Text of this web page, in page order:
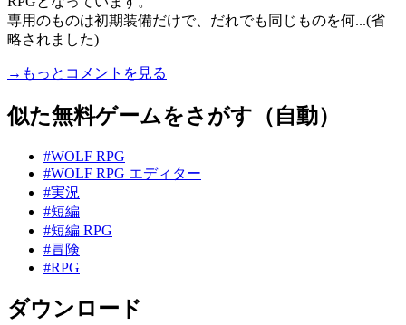
専用のものは初期装備だけで、だれでも同じものを何...(省
略されました)
→もっとコメントを見る
似た無料ゲームをさがす（自動）
#WOLF RPG
#WOLF RPG エディター
#実況
#短編
#短編 RPG
#冒険
#RPG
ダウンロード